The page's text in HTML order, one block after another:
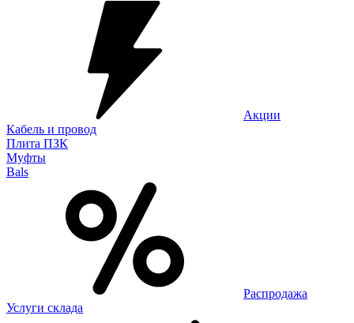
Акции
Кабель и провод
Плита ПЗК
Муфты
Bals
Распродажа
Услуги склада